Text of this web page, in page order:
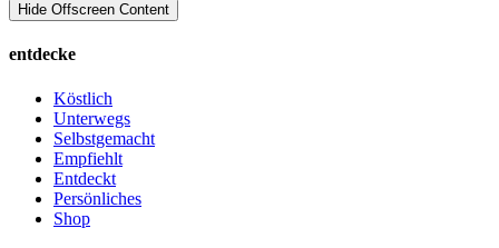
Hide Offscreen Content
entdecke
Köstlich
Unterwegs
Selbstgemacht
Empfiehlt
Entdeckt
Persönliches
Shop